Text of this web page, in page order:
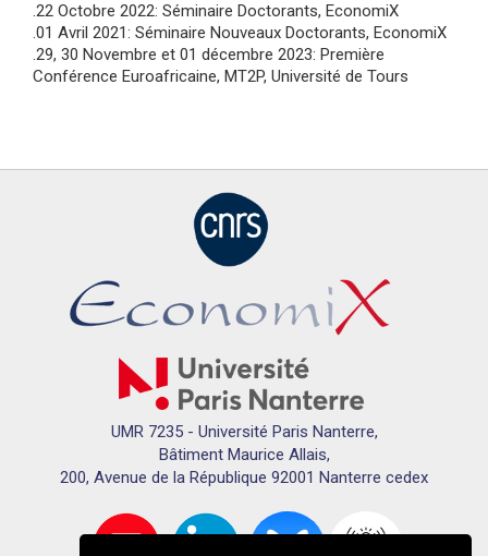
.22 Octobre 2022: Séminaire Doctorants, EconomiX
.01 Avril 2021: Séminaire Nouveaux Doctorants, EconomiX
.29, 30 Novembre et 01 décembre 2023: Première
Conférence Euroafricaine, MT2P, Université de Tours
UMR 7235 - Université Paris Nanterre,
Bâtiment Maurice Allais,
200, Avenue de la République 92001 Nanterre cedex